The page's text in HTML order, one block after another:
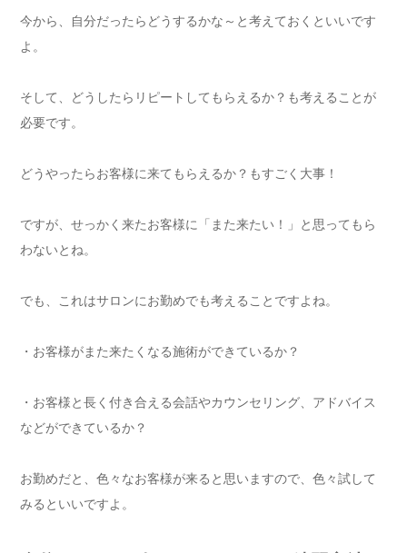
今から、自分だったらどうするかな～と考えておくといいです
よ。
そして、どうしたらリピートしてもらえるか？も考えることが
必要です。
どうやったらお客様に来てもらえるか？もすごく大事！
ですが、せっかく来たお客様に「また来たい！」と思ってもら
わないとね。
でも、これはサロンにお勤めでも考えることですよね。
・お客様がまた来たくなる施術ができているか？
・お客様と長く付き合える会話やカウンセリング、アドバイス
などができているか？
お勤めだと、色々なお客様が来ると思いますので、色々試して
みるといいですよ。